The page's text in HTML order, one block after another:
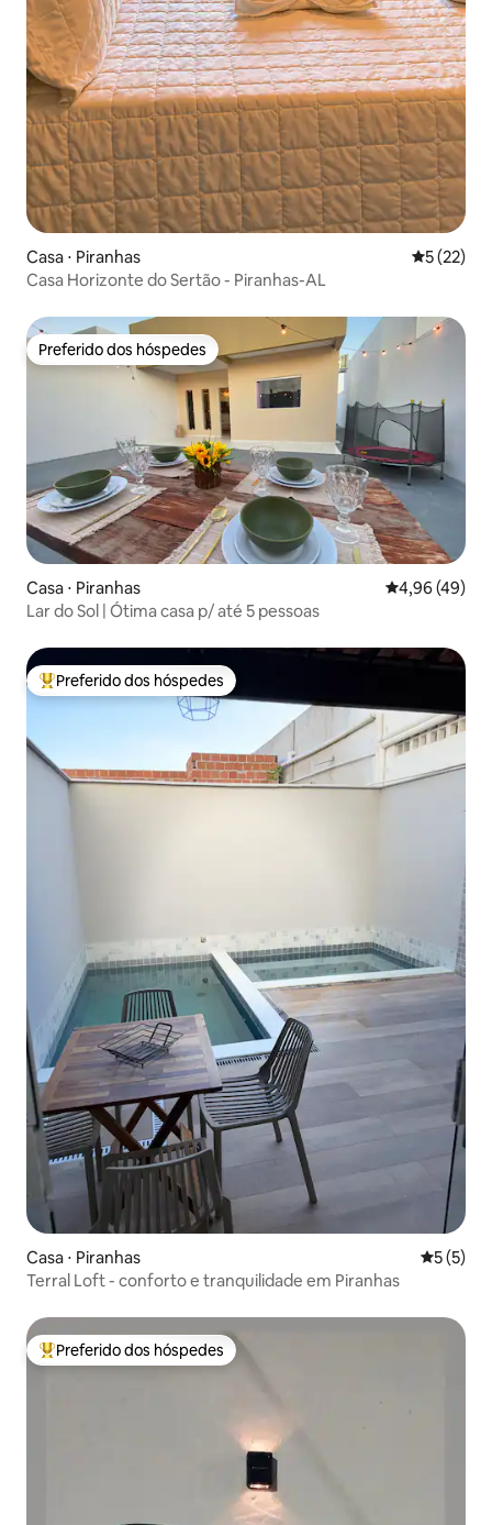
Casa ⋅ Piranhas 5 de uma
5 (22)
Casa Horizonte do Sertão - Piranhas-AL
Preferido dos hóspedes
Preferido dos hóspedes
Casa ⋅ Piranhas 4,96 de uma
4,96 (49)
Lar do Sol | Ótima casa p/ até 5 pessoas
Entre os melhores preferidos dos hóspedes
Preferido dos hóspedes
Casa ⋅ Piranhas 5 de
5 (5)
Terral Loft - conforto e tranquilidade em Piranhas
Entre os melhores preferidos dos hóspedes
Preferido dos hóspedes